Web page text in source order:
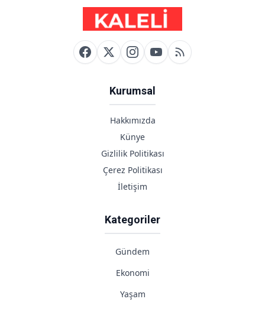
Kurumsal
Hakkımızda
Künye
Gizlilik Politikası
Çerez Politikası
İletişim
Kategoriler
Gündem
Ekonomi
Yaşam